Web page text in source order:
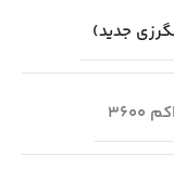
جدید)